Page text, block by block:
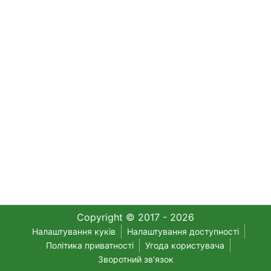
Copyright © 2017 - 2026
Налаштування куків
Налаштування доступності
Політика приватності
Угода користувача
Зворотний зв'язок